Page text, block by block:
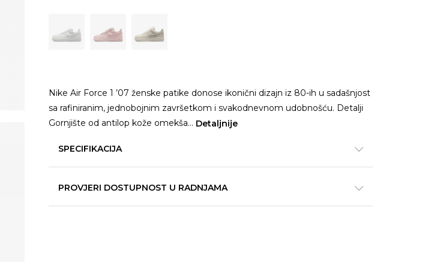
Nike Air Force 1 ’07 ženske patike donose ikonični dizajn iz 80-ih u sadašnjost
sa rafiniranim, jednobojnim završetkom i svakodnevnom udobnošću. Detalji
Gornjište od antilop kože omekša... Detaljnije
SPECIFIKACIJA
PROVJERI DOSTUPNOST U RADNJAMA